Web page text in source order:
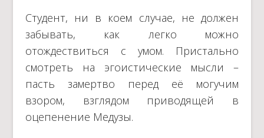
Студент, ни в коем случае, не должен
забывать, как легко можно
отождествиться с умом. Пристально
смотреть на эгоистические мысли –
пасть замертво перед её могучим
взором, взглядом приводящей в
оцепенение Медузы.